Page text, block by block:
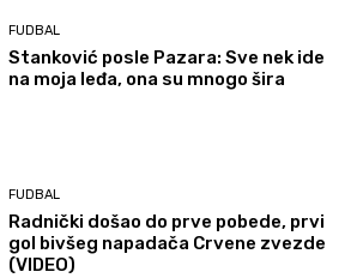
FUDBAL
Stanković posle Pazara: Sve nek ide
na moja leđa, ona su mnogo šira
FUDBAL
Radnički došao do prve pobede, prvi
gol bivšeg napadača Crvene zvezde
(VIDEO)